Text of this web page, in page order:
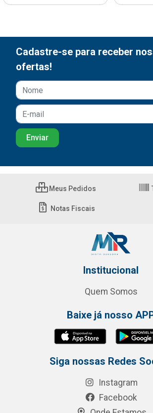
Cadastre-se para receber
ofertas!
Meus Pedidos
Notas Fiscais
Institucional
Quem Somos
Baixe já nosso
Siga nossas Redes
Instagram
Facebook